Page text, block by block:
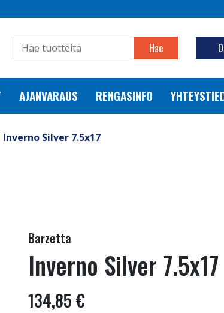
Hae
AJANVARAUS RENGASINFO
Inverno Silver 7.5x17
Barzetta
Inverno Silver 7.5x17
134,85 €